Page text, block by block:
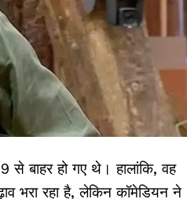
से बाहर हो गए थे। हालांकि, वह
भरा रहा है, लेकिन कॉमेडियन ने